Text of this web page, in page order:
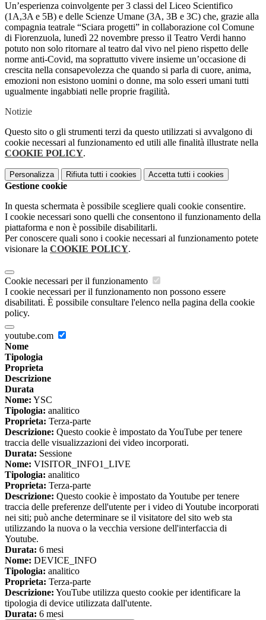
Un’esperienza coinvolgente per 3 classi del Liceo Scientifico
(1A,3A e 5B) e delle Scienze Umane (3A, 3B e 3C) che, grazie alla
compagnia teatrale “Sciara progetti” in collaborazione col Comune
di Fiorenzuola, lunedì 22 novembre presso il Teatro Verdi hanno
potuto non solo ritornare al teatro dal vivo nel pieno rispetto delle
norme anti-Covid, ma soprattutto vivere insieme un’occasione di
crescita nella consapevolezza che quando si parla di cuore, anima,
emozioni non esistono uomini o donne, ma solo esseri umani tutti
ugualmente ingabbiati nelle proprie fragilità.
Notizie
Questo sito o gli strumenti terzi da questo utilizzati si avvalgono di
cookie necessari al funzionamento ed utili alle finalità illustrate nella
COOKIE POLICY.
Personalizza Rifiuta tutti i cookies Accetta tutti i cookies
Gestione cookie
In questa schermata è possibile scegliere quali cookie consentire.
I cookie necessari sono quelli che consentono il funzionamento della
piattaforma e non è possibile disabilitarli.
Per conoscere quali sono i cookie necessari al funzionamento potete
visionare la COOKIE POLICY.
Cookie necessari per il funzionamento
I cookie necessari per il funzionamento non possono essere
disabilitati. È possibile consultare l'elenco nella pagina della cookie
policy.
youtube.com
Nome
Tipologia
Proprieta
Descrizione
Durata
Nome: YSC
Tipologia: analitico
Proprieta: Terza-parte
Descrizione: Questo cookie è impostato da YouTube per tenere
traccia delle visualizzazioni dei video incorporati.
Durata: Sessione
Nome: VISITOR_INFO1_LIVE
Tipologia: analitico
Proprieta: Terza-parte
Descrizione: Questo cookie è impostato da Youtube per tenere
traccia delle preferenze dell'utente per i video di Youtube incorporati
nei siti; può anche determinare se il visitatore del sito web sta
utilizzando la nuova o la vecchia versione dell'interfaccia di
Youtube.
Durata: 6 mesi
Nome: DEVICE_INFO
Tipologia: analitico
Proprieta: Terza-parte
Descrizione: YouTube utilizza questo cookie per identificare la
tipologia di device utilizzata dall'utente.
Durata: 6 mesi